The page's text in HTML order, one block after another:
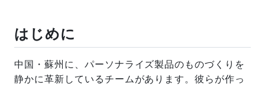
はじめに
中国・蘇州に、パーソナライズ製品のものづくりを
静かに革新しているチームがあります。彼らが作っ